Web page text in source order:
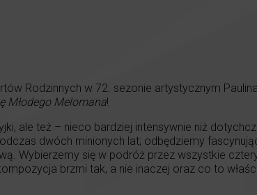
Rodzinnych w 72. sezonie artystycznym
Młodego Melomana!
ale też – nieco bardziej intensywnie niż
dwóch minionych lat; odbędziemy
Wybierzemy się w podróż przez wszystkie
brzmi tak, a nie inaczej oraz co to